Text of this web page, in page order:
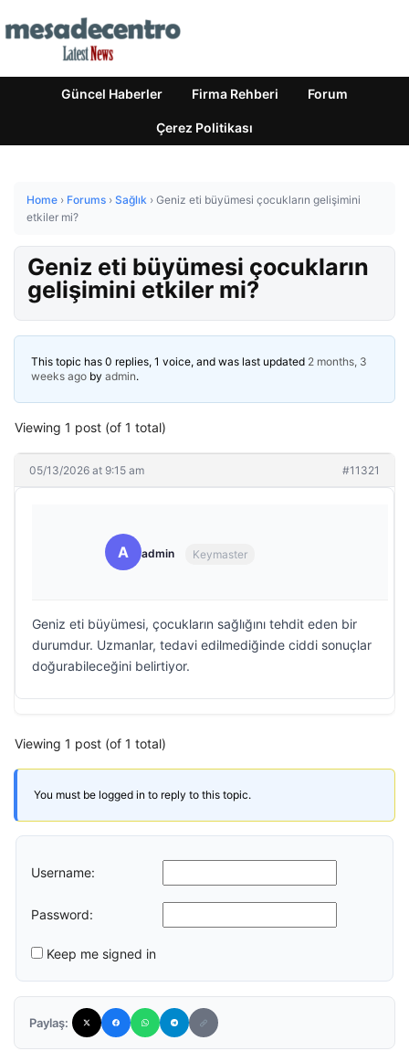
Güncel Haberler Firma Rehberi Forum
Çerez Politikası
Home › Forums › Sağlık › Geniz eti büyümesi çocukların gelişimini
etkiler mi?
Geniz eti büyümesi çocukların
gelişimini etkiler mi?
This topic has 0 replies, 1 voice, and was last updated 2 months, 3
weeks ago by admin.
Viewing 1 post (of 1 total)
05/13/2026 at 9:15 am #11321
A admin Keymaster
Geniz eti büyümesi, çocukların sağlığını tehdit eden bir
durumdur. Uzmanlar, tedavi edilmediğinde ciddi sonuçlar
doğurabileceğini belirtiyor.
Viewing 1 post (of 1 total)
You must be logged in to reply to this topic.
Username:
Password:
Keep me signed in
Paylaş: